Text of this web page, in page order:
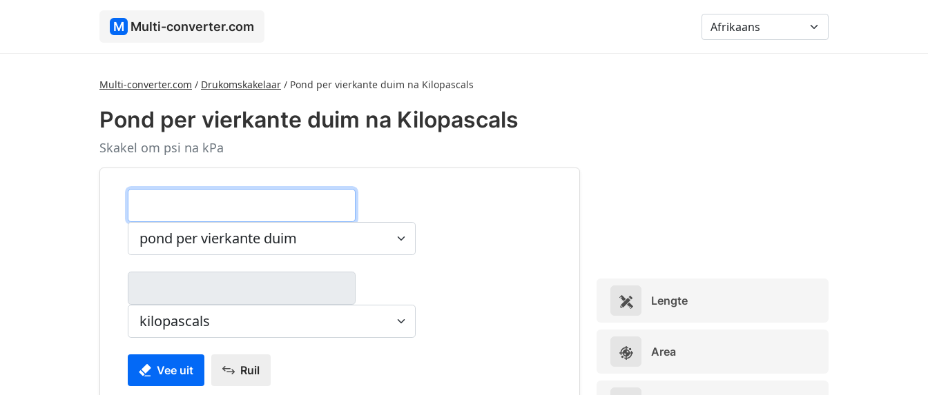
M Multi-converter.com
Multi-converter.com / Drukomskakelaar / Pond per vierkante duim na Kilopascals
Pond per vierkante duim na Kilopascals
Skakel om psi na kPa
Vee uit Ruil
Lengte
Area